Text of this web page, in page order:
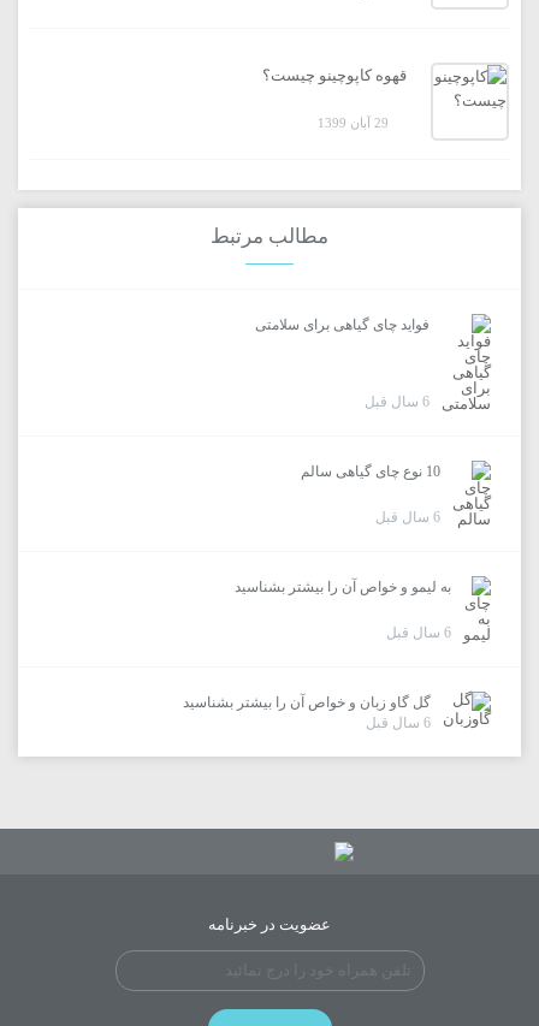
قهوه کاپوچینو چیست؟
29 آبان 1399
مطالب مرتبط
فواید چای گیاهی برای سلامتی
6 سال قبل
10 نوع چای گیاهی سالم
6 سال قبل
به لیمو و خواص آن را بیشتر بشناسید
6 سال قبل
گل گاو زبان و خواص آن را بیشتر بشناسید
6 سال قبل
عضویت در خبرنامه